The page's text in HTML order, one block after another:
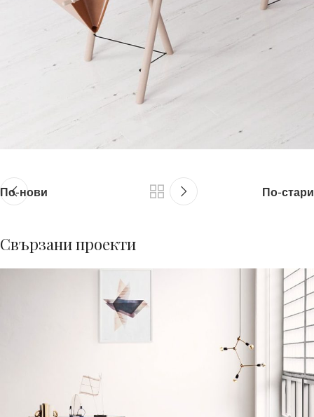
По-нови По-стари
Свързани проекти